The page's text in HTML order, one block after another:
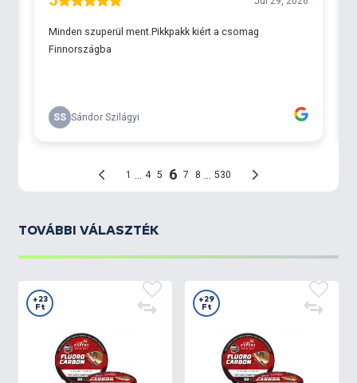
TOVÁBBI VÁLASZTÉK
+23
Ft
+29
Ft